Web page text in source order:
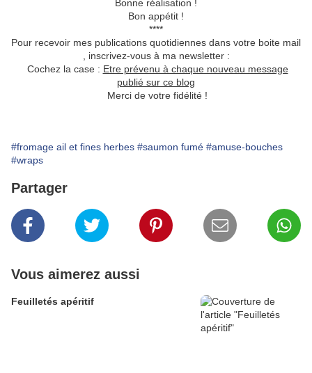
Bonne réalisation !
Bon appétit !
****
Pour recevoir mes publications quotidiennes dans votre boite mail
, inscrivez-vous à ma newsletter :
Cochez la case : Etre prévenu à chaque nouveau message
publié sur ce blog
Merci de votre fidélité !
#fromage ail et fines herbes #saumon fumé #amuse-bouches
#wraps
Partager
Vous aimerez aussi
Feuilletés apéritif